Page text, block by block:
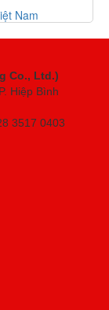
2026
Co., Ltd.)
Hiệp Bình
3517 0403